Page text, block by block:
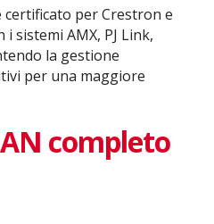
per Crestron e
i sistemi AMX, PJ Link,
la gestione
per una maggiore
completo